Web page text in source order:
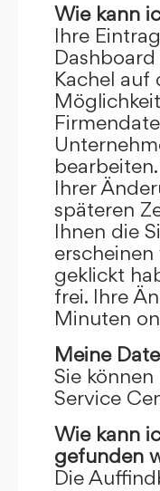
Wie kann
Ihre
Kachel auf
Ihrer
späteren
Ihnen die
erscheinen
geklickt
frei. Ihre
Minuten
Meine
Sie
Service
Wie kann
gefunden
Die